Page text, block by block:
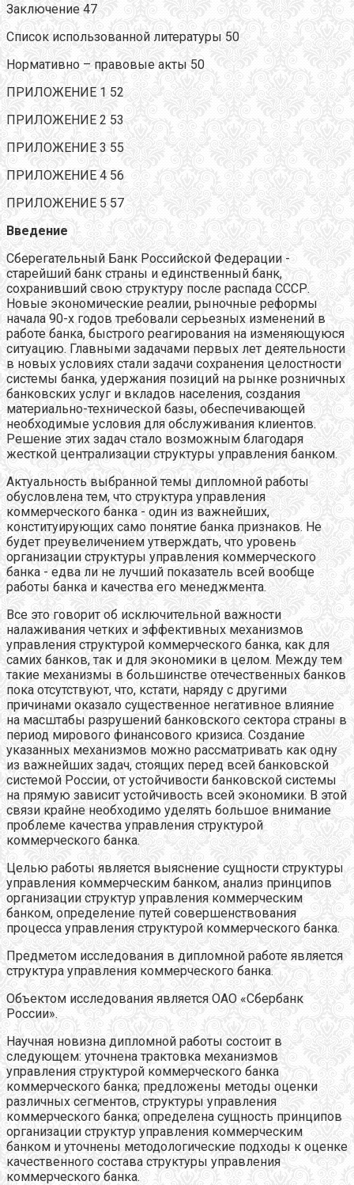
Заключение 47
Список использованной литературы 50
Нормативно – правовые акты 50
ПРИЛОЖЕНИЕ 1 52
ПРИЛОЖЕНИЕ 2 53
ПРИЛОЖЕНИЕ 3 55
ПРИЛОЖЕНИЕ 4 56
ПРИЛОЖЕНИЕ 5 57
Введение
Сберегательный Банк Российской Федерации -
старейший банк страны и единственный банк,
сохранивший свою структуру после распада СССР.
Новые экономические реалии, рыночные реформы
начала 90-х годов требовали серьезных изменений в
работе банка, быстрого реагирования на изменяющуюся
ситуацию. Главными задачами первых лет деятельности
в новых условиях стали задачи сохранения целостности
системы банка, удержания позиций на рынке розничных
банковских услуг и вкладов населения, создания
материально-технической базы, обеспечивающей
необходимые условия для обслуживания клиентов.
Решение этих задач стало возможным благодаря
жесткой централизации структуры управления банком.
Актуальность выбранной темы дипломной работы
обусловлена тем, что структура управления
коммерческого банка - один из важнейших,
конституирующих само понятие банка признаков. Не
будет преувеличением утверждать, что уровень
организации структуры управления коммерческого
банка - едва ли не лучший показатель всей вообще
работы банка и качества его менеджмента.
Все это говорит об исключительной важности
налаживания четких и эффективных механизмов
управления структурой коммерческого банка, как для
самих банков, так и для экономики в целом. Между тем
такие механизмы в большинстве отечественных банков
пока отсутствуют, что, кстати, наряду с другими
причинами оказало существенное негативное влияние
на масштабы разрушений банковского сектора страны в
период мирового финансового кризиса. Создание
указанных механизмов можно рассматривать как одну
из важнейших задач, стоящих перед всей банковской
системой России, от устойчивости банковской системы
на прямую зависит устойчивость всей экономики. В этой
связи крайне необходимо уделять большое внимание
проблеме качества управления структурой
коммерческого банка.
Целью работы является выяснение сущности структуры
управления коммерческим банком, анализ принципов
организации структур управления коммерческим
банком, определение путей совершенствования
процесса управления структурой коммерческого банка.
Предметом исследования в дипломной работе является
структура управления коммерческого банка.
Объектом исследования является ОАО «Сбербанк
России».
Научная новизна дипломной работы состоит в
следующем: уточнена трактовка механизмов
управления структурой коммерческого банка
коммерческого банка; предложены методы оценки
различных сегментов, структуры управления
коммерческого банка; определена сущность принципов
организации структур управления коммерческим
банком и уточнены методологические подходы к оценке
качественного состава структуры управления
коммерческого банка.